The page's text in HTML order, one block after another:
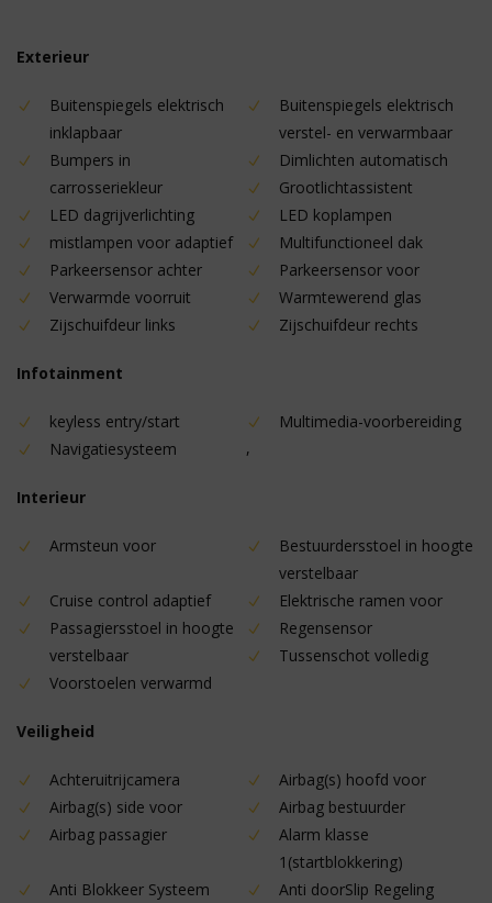
Exterieur
Buitenspiegels elektrisch
inklapbaar
Buitenspiegels elektrisch
verstel- en verwarmbaar
Bumpers in
carrosseriekleur
Dimlichten automatisch
Grootlichtassistent
LED dagrijverlichting
LED koplampen
mistlampen voor adaptief
Multifunctioneel dak
Parkeersensor achter
Parkeersensor voor
Verwarmde voorruit
Warmtewerend glas
Zijschuifdeur links
Zijschuifdeur rechts
Infotainment
keyless entry/start
Multimedia-voorbereiding
Navigatiesysteem
Interieur
Armsteun voor
Bestuurdersstoel in hoogte
verstelbaar
Cruise control adaptief
Elektrische ramen voor
Passagiersstoel in hoogte
verstelbaar
Regensensor
Tussenschot volledig
Voorstoelen verwarmd
Veiligheid
Achteruitrijcamera
Airbag(s) hoofd voor
Airbag(s) side voor
Airbag bestuurder
Airbag passagier
Alarm klasse
1(startblokkering)
Anti Blokkeer Systeem
Anti doorSlip Regeling
,